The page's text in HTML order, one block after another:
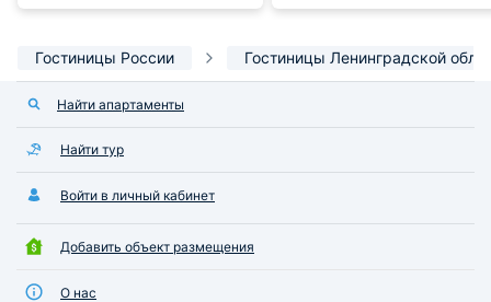
Гостиницы России Гостиницы Ленинградской
Найти апартаменты
Найти тур
Войти в личный кабинет
Добавить объект размещения
О нас